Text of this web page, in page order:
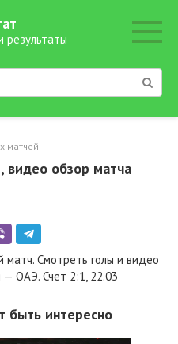
результаты
матчей
видео обзор матча
Смотреть голы и видео
— ОАЭ. Счет 2:1, 22.03
интересно